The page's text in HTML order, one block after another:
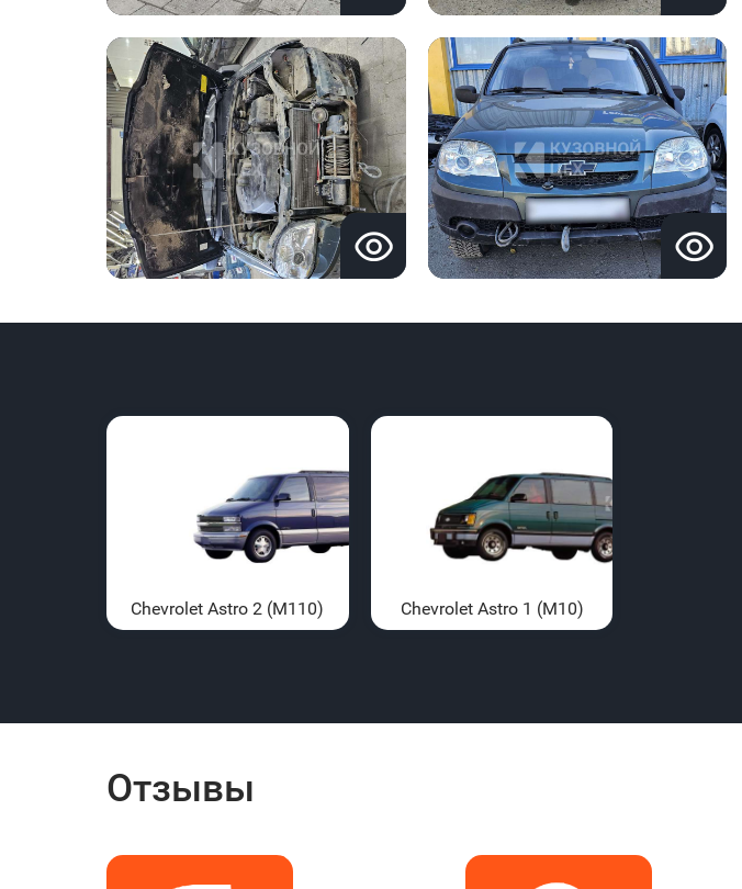
Chevrolet Astro 2 (M110) Chevrolet Astro 1 (M10)
Отзывы